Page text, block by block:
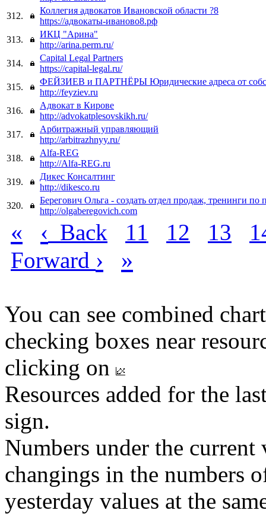
312.
Коллегия адвокатов Ивановской области ?8
https://адвокаты-иваново8.рф
313.
ИКЦ "Арина"
http://arina.perm.ru/
314.
Capital Legal Partners
https://capital-legal.ru/
315.
ФЕЙЗИЕВ и ПАРТНЁРЫ Юридические адреса от
http://feyziev.ru
316.
Адвокат в Кирове
http://advokatplesovskikh.ru/
317.
Арбитражный управляющий
http://arbitrazhnyy.ru/
318.
Alfa-REG
http://Alfa-REG.ru
319.
Дикес Консалтинг
http://dikesco.ru
320.
Берегович Ольга - создать отдел продаж, тренинги по
http://olgaberegovich.com
« ‹ Back 11 12 13
Forward › »
You can see combined
checking boxes near
clicking on
Resources added for the
sign.
Numbers under the
changings in the numbers
yesterday values at the